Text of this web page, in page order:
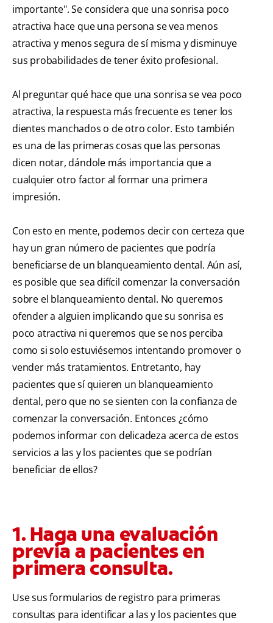
importante". Se considera que una sonrisa poco
atractiva hace que una persona se vea menos
atractiva y menos segura de sí misma y disminuye
sus probabilidades de tener éxito profesional.
Al preguntar qué hace que una sonrisa se vea poco
atractiva, la respuesta más frecuente es tener los
dientes manchados o de otro color. Esto también
es una de las primeras cosas que las personas
dicen notar, dándole más importancia que a
cualquier otro factor al formar una primera
impresión.
Con esto en mente, podemos decir con certeza que
hay un gran número de pacientes que podría
beneficiarse de un blanqueamiento dental. Aún así,
es posible que sea difícil comenzar la conversación
sobre el blanqueamiento dental. No queremos
ofender a alguien implicando que su sonrisa es
poco atractiva ni queremos que se nos perciba
como si solo estuviésemos intentando promover o
vender más tratamientos. Entretanto, hay
pacientes que sí quieren un blanqueamiento
dental, pero que no se sienten con la confianza de
comenzar la conversación. Entonces ¿cómo
podemos informar con delicadeza acerca de estos
servicios a las y los pacientes que se podrían
beneficiar de ellos?
1. Haga una evaluación
previa a pacientes en
primera consulta.
Use sus formularios de registro para primeras
consultas para identificar a las y los pacientes que